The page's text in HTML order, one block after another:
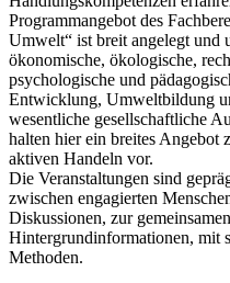
Programmangebot des
Umwelt“ ist breit angelegt und
ökonomische, ökologische,
psychologische und
Entwicklung, Umweltbildung
wesentliche gesellschaftliche
halten hier ein breites
aktiven Handeln vor.
Die Veranstaltungen sind
zwischen engagierten
Diskussionen, zur
Hintergrundinformationen, mit
Methoden.